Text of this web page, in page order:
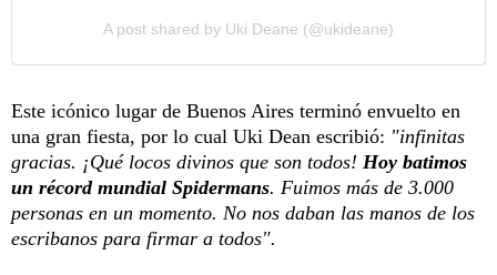
A post shared by Uki Deane (@ukideane)
Este icónico lugar de Buenos Aires terminó envuelto en
una gran fiesta, por lo cual Uki Dean escribió: "infinitas
gracias. ¡Qué locos divinos que son todos! Hoy batimos
un récord mundial Spidermans. Fuimos más de 3.000
personas en un momento. No nos daban las manos de los
escribanos para firmar a todos".